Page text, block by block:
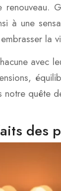
à une
la
avec
notre quête
des